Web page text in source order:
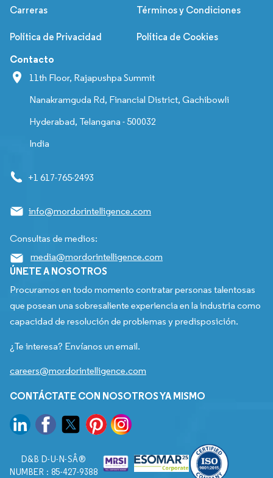
Carreras Términos y Condiciones
Política de Privacidad Política de Cookies
Contacto
11th Floor, Rajapushpa Summit
Nanakramguda Rd, Financial District, Gachibowli
Hyderabad, Telangana - 500032
India
+1 617-765-2493
info@mordorintelligence.com
Consultas de medios:
media@mordorintelligence.com
ÚNETE A NOSOTROS
Procuramos en todo momento contratar personas talentosas
que posean una sobresaliente experiencia en la industria como
capacidad de resolución de problemas y predisposición.
¿Te interesa? Envíanos un email.
careers@mordorintelligence.com
CONTÁCTATE CON NOSOTROS YA MISMO
D&B D-U-N-SÂ®
NUMBER : 85-427-9388